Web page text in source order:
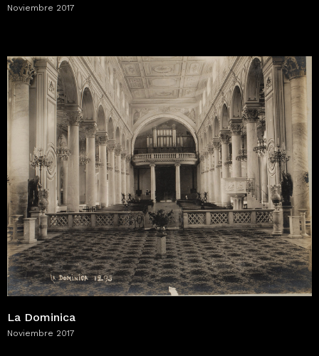
Noviembre 2017
La Dominica
Noviembre 2017